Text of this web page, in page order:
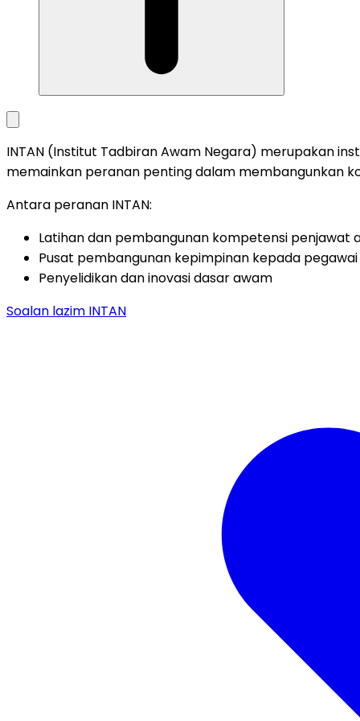
INTAN (Institut Tadbiran Awam Negara) merupakan
memainkan peranan penting dalam membangunkan
Antara peranan INTAN:
Latihan dan pembangunan kompetensi penjawat
Pusat pembangunan kepimpinan kepada
Penyelidikan dan inovasi dasar awam
Soalan lazim INTAN